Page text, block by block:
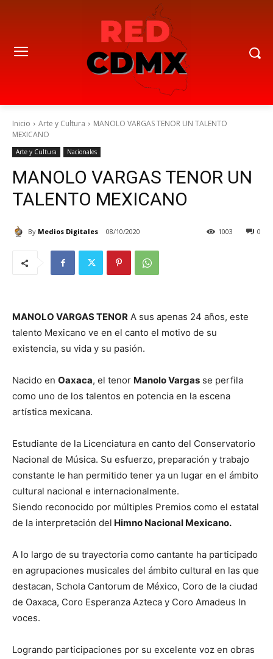
Inicio Arte y Cultura
MANOLO VARGAS TENOR UN TALENTO
MEXICANO
Arte y Cultura Nacionales
MANOLO VARGAS TENOR UN
TALENTO MEXICANO
By Medios Digitales 08/10/2020 0
1003
MANOLO VARGAS TENOR A sus apenas 24 años, este
talento Mexicano ve en el canto el motivo de su
existencia, su vida y su pasión.
Nacido en Oaxaca, el tenor Manolo Vargas se perfila
como uno de los talentos en potencia en la escena
artística mexicana.
Estudiante de la Licenciatura en canto del Conservatorio
Nacional de Música. Su esfuerzo, preparación y trabajo
constante le han permitido tener ya un lugar en el ámbito
cultural nacional e internacionalmente.
Siendo reconocido por múltiples Premios como el estatal
de la interpretación del Himno Nacional Mexicano.
A lo largo de su trayectoria como cantante ha participado
en agrupaciones musicales del ámbito cultural en las que
destacan, Schola Cantorum de México, Coro de la ciudad
de Oaxaca, Coro Esperanza Azteca y Coro Amadeus In
voces.
Logrando participaciones por su excelente voz en obras